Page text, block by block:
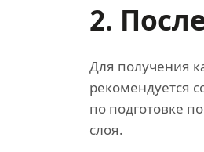
2.
Для получения
рекомендуется
по подготовке
слоя.